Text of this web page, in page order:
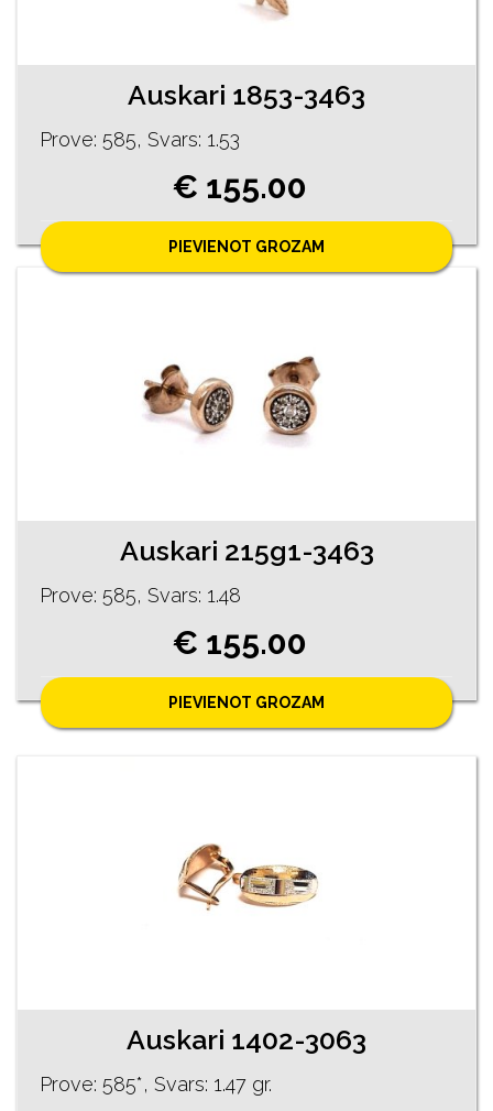
Auskari 1853-3463
Prove: 585, Svars: 1.53
€ 155.00
PIEVIENOT GROZAM
Auskari 215g1-3463
Prove: 585, Svars: 1.48
€ 155.00
PIEVIENOT GROZAM
Auskari 1402-3063
Prove: 585*, Svars: 1.47 gr.